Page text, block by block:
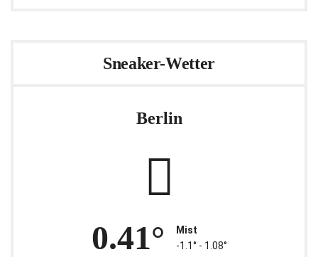
Sneaker-Wetter
Berlin
0.41°
Mist
-1.1° ‐ 1.08°